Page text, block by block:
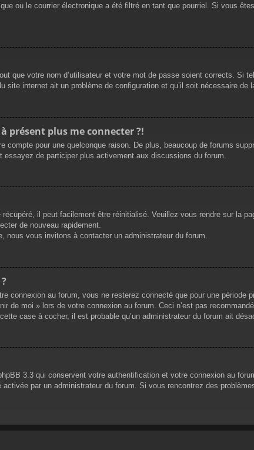
ou le courrier électronique a été filtré en tant que pourriel. Si vous
que votre nom d’utilisateur et votre mot de passe soient corrects. Si
internet ait un problème de configuration et qu’il soit nécessaire de
présent plus me connecter ?!
compte pour une quelconque raison. De plus, beaucoup de forums
de participer plus activement aux discussions du forum.
il peut facilement être réinitialisé. Veuillez vous rendre sur la
de nouveau rapidement.
nous vous invitons à contacter un administrateur du forum.
connexion au forum, vous ne resterez connecté que pour une période
de moi » lors de votre connexion au forum. Ceci n’est pas
case à cocher, il est probable qu’un administrateur du forum ait
3.3 qui conservent votre authentification et votre connexion au
par un administrateur du forum. Si vous rencontrez des